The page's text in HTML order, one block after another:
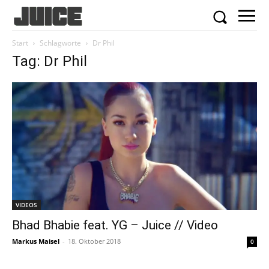
Start Schlagworte Dr Phil
Tag: Dr Phil
VIDEOS
Bhad Bhabie feat. YG – Juice // Video
Markus Maisel - 18. Oktober 2018 0